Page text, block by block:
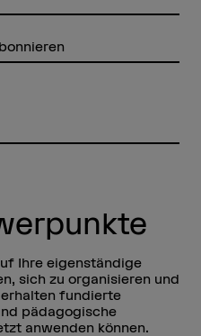
Ihre eigenständige
sich zu organisieren und
erhalten fundierte
pädagogische
anwenden können.